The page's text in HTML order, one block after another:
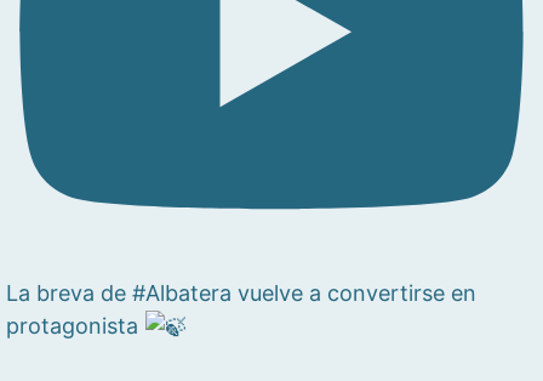
La breva de #Albatera vuelve a convertirse en
protagonista